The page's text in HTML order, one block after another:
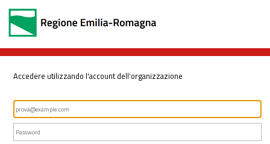
Accedere utilizzando l'account dell'organizzazione